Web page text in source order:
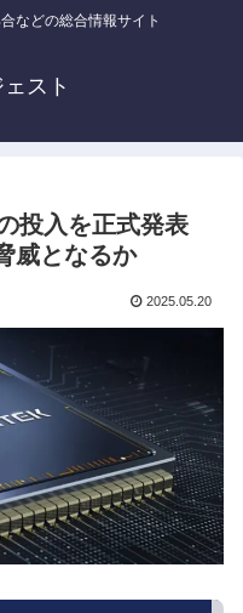
などの総合情報サイト
スト
投入を正式発表
威となるか
2025.05.20